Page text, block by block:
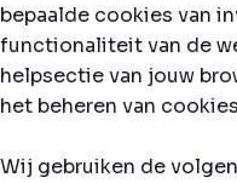
bepaalde cookies van
functionaliteit van de
helpsectie van jouw
het beheren van
Wij gebruiken de